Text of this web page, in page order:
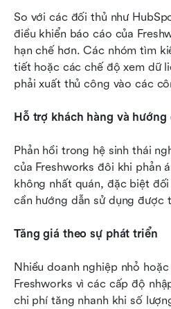
So với các đối thủ như
điều khiển báo cáo của
hạn chế hơn. Các nhóm tìm
tiết hoặc các chế độ xem dữ
phải xuất thủ công vào các
Hỗ trợ khách hàng và hướng
Phản hồi trong hệ sinh thái
của Freshworks đôi khi phản
không nhất quán, đặc biệt
cần hướng dẫn sử dụng được
Tăng giá theo sự phát triển
Nhiều doanh nghiệp nhỏ
Freshworks vì các cấp độ
chi phí tăng nhanh khi số